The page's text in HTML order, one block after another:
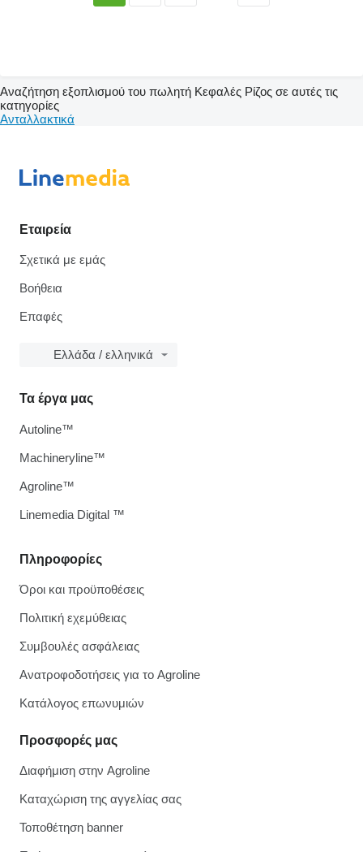
Αναζήτηση εξοπλισμού του πωλητή Κεφαλές Ρίζος σε αυτές τις
κατηγορίες
Ανταλλακτικά
Εταιρεία
Σχετικά με εμάς
Βοήθεια
Επαφές
Ελλάδα / ελληνικά
Πληροφορίες
Όροι και προϋποθέσεις
Πολιτική εχεμύθειας
Συμβουλές ασφάλειας
Ανατροφοδοτήσεις για το Agroline
Κατάλογος επωνυμιών
Προσφορές μας
Διαφήμιση στην Agroline
Καταχώριση της αγγελίας σας
Τοποθέτηση banner
Τα έργα μας
Autoline™
Machineryline™
Agroline™
Linemedia Digital ™